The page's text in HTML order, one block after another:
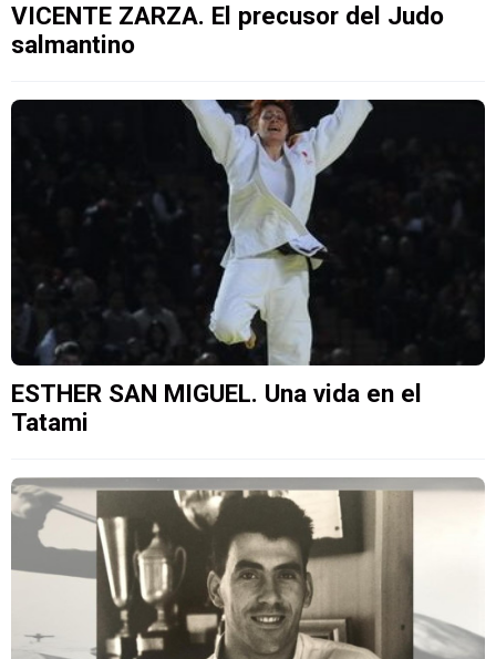
VICENTE ZARZA. El precusor del Judo
salmantino
ESTHER SAN MIGUEL. Una vida en el
Tatami